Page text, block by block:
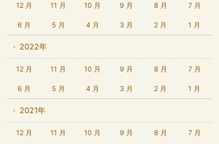
12 月 11 月 10 月 9 月 8 月 7 月
6 月 5 月 4 月 3 月 2 月 1 月
2022年
12 月 11 月 10 月 9 月 8 月 7 月
6 月 5 月 4 月 3 月 2 月 1 月
2021年
12 月 11 月 10 月 9 月 8 月 7 月